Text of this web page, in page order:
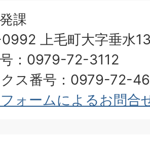
課
上毛町大字垂水
：0979-72-3112
ス番号：0979-72-
ォームによるお問合